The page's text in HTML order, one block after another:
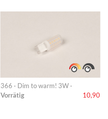
366 · Dim to warm! 3W ·
Vorrätig
10,90